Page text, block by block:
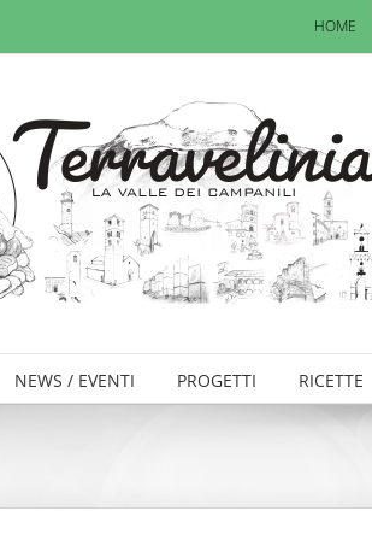
HOME
NEWS / EVENTI PROGETTI RICETTE